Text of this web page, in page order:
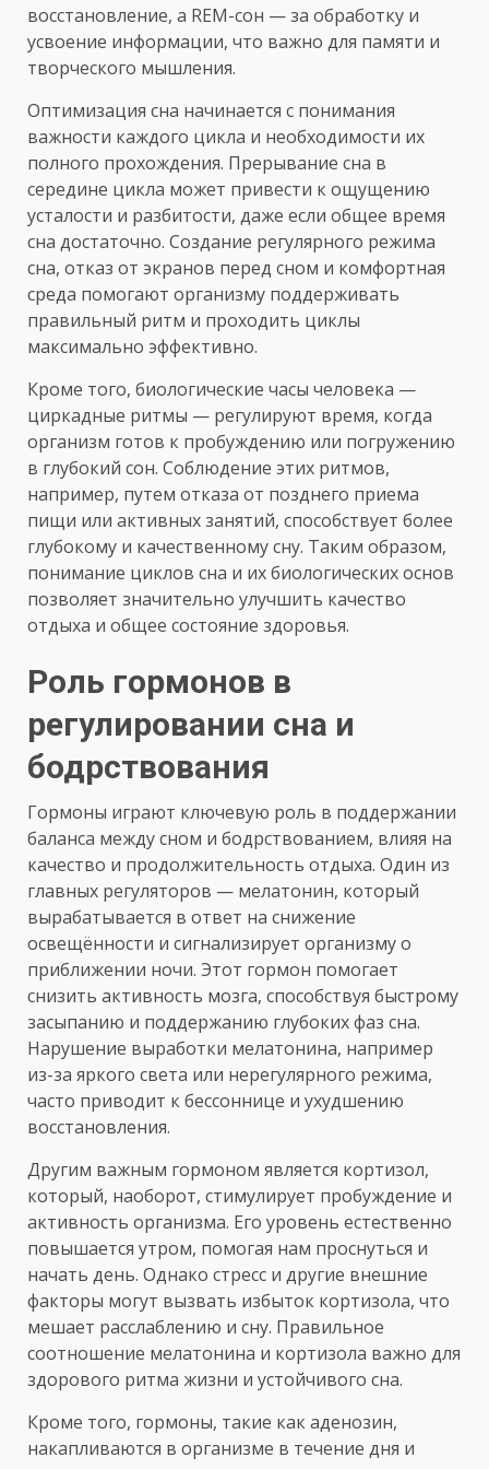
восстановление, а REM-сон — за обработку и
усвоение информации, что важно для памяти и
творческого мышления.
Оптимизация сна начинается с понимания
важности каждого цикла и необходимости их
полного прохождения. Прерывание сна в
середине цикла может привести к ощущению
усталости и разбитости, даже если общее время
сна достаточно. Создание регулярного режима
сна, отказ от экранов перед сном и комфортная
среда помогают организму поддерживать
правильный ритм и проходить циклы
максимально эффективно.
Кроме того, биологические часы человека —
циркадные ритмы — регулируют время, когда
организм готов к пробуждению или погружению
в глубокий сон. Соблюдение этих ритмов,
например, путем отказа от позднего приема
пищи или активных занятий, способствует более
глубокому и качественному сну. Таким образом,
понимание циклов сна и их биологических основ
позволяет значительно улучшить качество
отдыха и общее состояние здоровья.
Роль гормонов в
регулировании сна и
бодрствования
Гормоны играют ключевую роль в поддержании
баланса между сном и бодрствованием, влияя на
качество и продолжительность отдыха. Один из
главных регуляторов — мелатонин, который
вырабатывается в ответ на снижение
освещённости и сигнализирует организму о
приближении ночи. Этот гормон помогает
снизить активность мозга, способствуя быстрому
засыпанию и поддержанию глубоких фаз сна.
Нарушение выработки мелатонина, например
из-за яркого света или нерегулярного режима,
часто приводит к бессоннице и ухудшению
восстановления.
Другим важным гормоном является кортизол,
который, наоборот, стимулирует пробуждение и
активность организма. Его уровень естественно
повышается утром, помогая нам проснуться и
начать день. Однако стресс и другие внешние
факторы могут вызвать избыток кортизола, что
мешает расслаблению и сну. Правильное
соотношение мелатонина и кортизола важно для
здорового ритма жизни и устойчивого сна.
Кроме того, гормоны, такие как аденозин,
накапливаются в организме в течение дня и